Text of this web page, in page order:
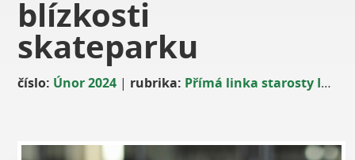
blízkosti
skateparku
číslo: Únor 2024 | rubrika: Přímá linka starosty Ing. Davida Vodrážky